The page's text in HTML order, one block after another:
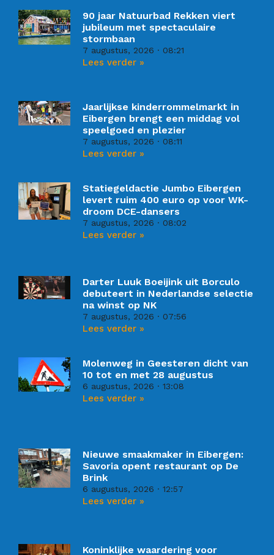
90 jaar Natuurbad Rekken viert
jubileum met spectaculaire
stormbaan
7 augustus, 2026 08:21
Lees verder »
Jaarlijkse kinderrommelmarkt in
Eibergen brengt een middag vol
speelgoed en plezier
7 augustus, 2026 08:11
Lees verder »
Statiegeldactie Jumbo Eibergen
levert ruim 400 euro op voor WK-
droom DCE-dansers
7 augustus, 2026 08:02
Lees verder »
Darter Luuk Boeijink uit Borculo
debuteert in Nederlandse selectie
na winst op NK
7 augustus, 2026 07:56
Lees verder »
Molenweg in Geesteren dicht van
10 tot en met 28 augustus
6 augustus, 2026 13:08
Lees verder »
Nieuwe smaakmaker in Eibergen:
Savoria opent restaurant op De
Brink
6 augustus, 2026 12:57
Lees verder »
Koninklijke waardering voor